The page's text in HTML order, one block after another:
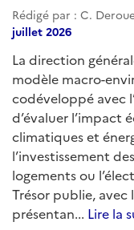
Rédigé par : C.
juillet 2026
La direction
modèle macro-
codéveloppé avec
d’évaluer l’impact
climatiques et
l’investissement
logements ou
Trésor publie, avec
présentan... Lire la